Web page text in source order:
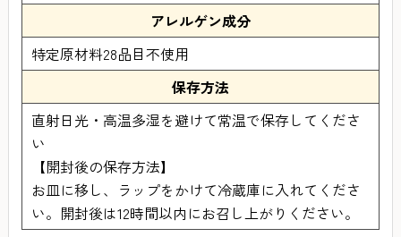
アレルゲン成分
特定原材料28品目不使用
保存方法
直射日光・高温多湿を避けて常温で保存してくださ
い
【開封後の保存方法】
お皿に移し、ラップをかけて冷蔵庫に入れてくださ
い。開封後は12時間以内にお召し上がりください。